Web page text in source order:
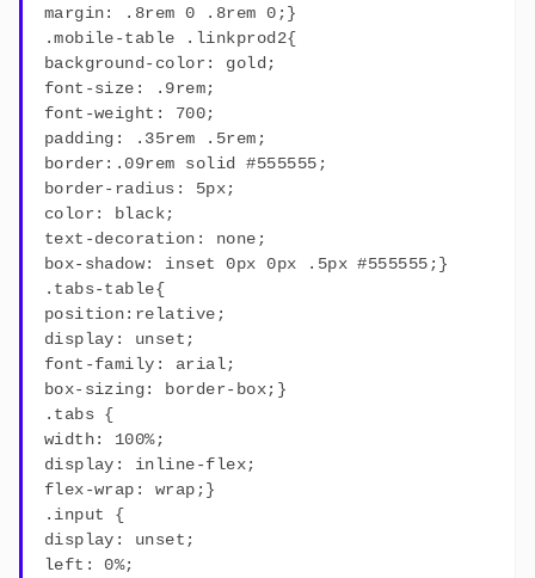
margin: .8rem 0 .8rem 0;}
.mobile-table .linkprod2{
background-color: gold;
font-size: .9rem;
font-weight: 700;
padding: .35rem .5rem;
border:.09rem solid #555555;
border-radius: 5px;
color: black;
text-decoration: none;
box-shadow: inset 0px 0px .5px #555555;}
.tabs-table{
position:relative;
display: unset;
font-family: arial;
box-sizing: border-box;}
.tabs {
width: 100%;
display: inline-flex;
flex-wrap: wrap;}
.input {
display: unset;
left: 0%;